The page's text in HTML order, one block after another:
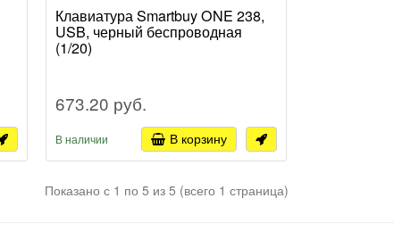
Клавиатура Smartbuy ONE 238,
USB, черный беспроводная
(1/20)
673.20 руб.
В наличии В корзину
Показано с 1 по 5 из 5 (всего 1 страница)